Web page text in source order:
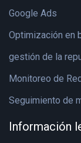
Google Ads
Optimización en
gestión de la
Monitoreo de
Seguimiento de
Información